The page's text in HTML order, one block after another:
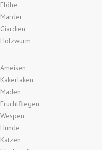
Flöhe
Marder
Giardien
Holzwurm
Ameisen
Kakerlaken
Maden
Fruchtfliegen
Wespen
Hunde
Katzen